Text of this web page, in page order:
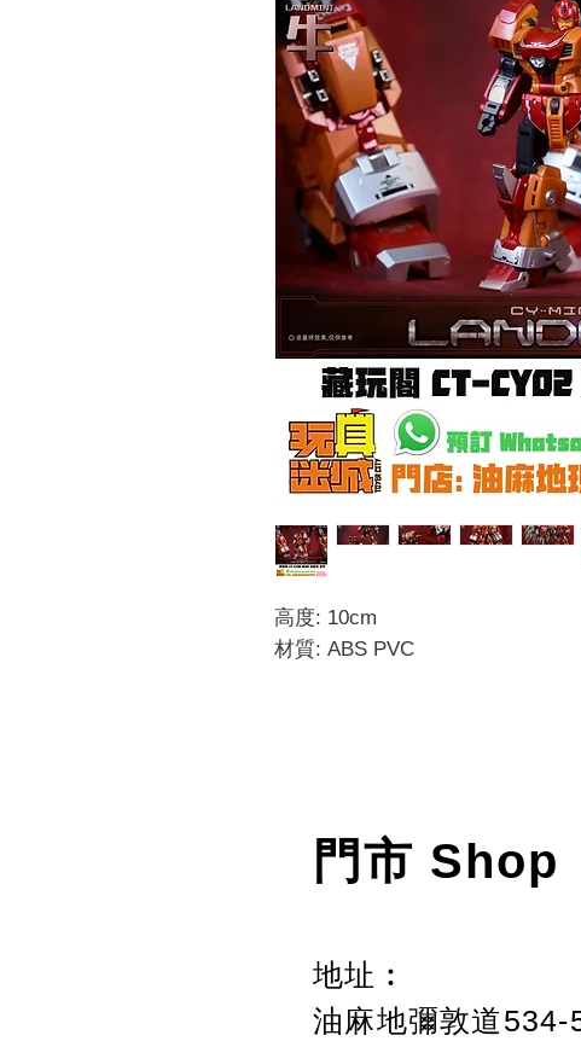
高度: 10cm
材質: ABS PVC
門市 Shop
地址︰
油麻地彌敦道534-